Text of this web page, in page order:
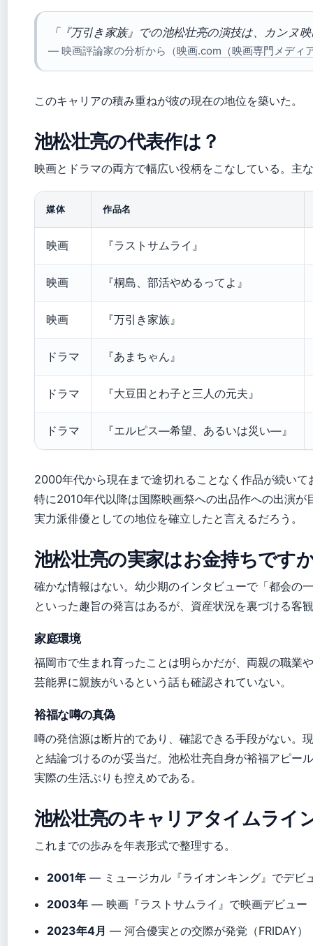
「『万引き家族』での池松壮亮の演技は、カンヌ
— 映画評論家の分析から（映画.com（映画専門メディ
このキャリアの積み重ねが彼の現在の地位を築いた。
池松壮亮の代表作は？
映画とドラマの両方で幅広い役柄をこなしている。主
媒体 作品名
映画 『ラストサムライ』
映画 『桐島、部活やめるってよ』
映画 『万引き家族』
ドラマ 『あまちゃん』
ドラマ 『大豆田とわ子と三人の元夫』
ドラマ 『エルピス―希望、あるいは災い―』
2000年代から現在まで途切れることなく作品が続いて
特に2010年代以降は国際映画祭への出品作への出演が
実力派俳優としての地位を確立したと言えるだろう。
池松壮亮の実家はお金持ちです
確かな情報はない。幼少期のインタビューで「都会の
といった趣旨の発言はあるが、資産状況を裏づける客
家庭環境
福岡市で生まれ育ったことは明らかだが、両親の職業
芸能界に親族がいるという話も確認されていない。
裕福な噂の真偽
噂の発信源は断片的であり、確認できる手段がない。
と結論づけるのが妥当だ。池松壮亮自身が裕福アピー
実際の生活ぶりも控えめである。
池松壮亮のキャリアタイムライ
これまでの歩みを年表形式で整理する。
2001年 — ミュージカル『ライオンキング』でデビ
2003年 — 映画『ラストサムライ』で映画デビュー
2023年4月 — 河合優実との交際が発覚（FRIDAY）